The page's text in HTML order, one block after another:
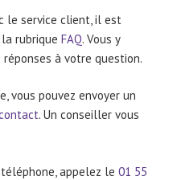
le service client, il est
rubrique FAQ. Vous y
à votre question.
vous pouvez envoyer un
. Un conseiller vous
téléphone, appelez le 01 55